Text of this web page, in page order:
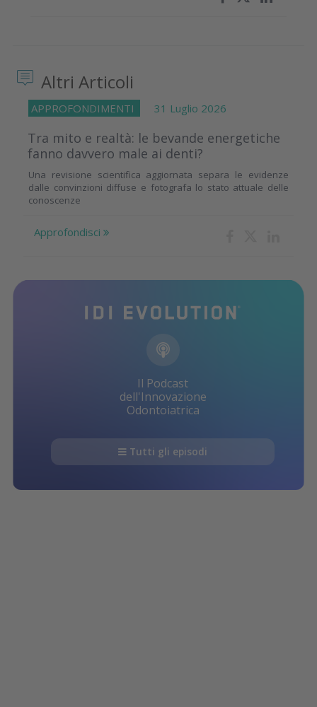
Altri Articoli
APPROFONDIMENTI 31 Luglio 2026
Tra mito e realtà: le bevande energetiche
fanno davvero male ai denti?
Una revisione scientifica aggiornata separa le evidenze
dalle convinzioni diffuse e fotografa lo stato attuale delle
conoscenze
Approfondisci
Il Podcast
dell'Innovazione
Odontoiatrica
Tutti gli episodi